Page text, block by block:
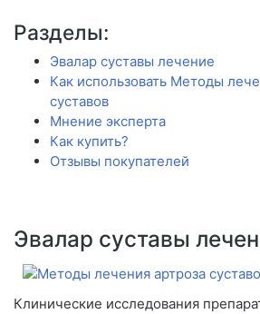
Разделы:
Эвалар суставы лечение
Как использовать Методы
суставов
Мнение эксперта
Как купить?
Отзывы покупателей
Эвалар суставы
Клинические исследования